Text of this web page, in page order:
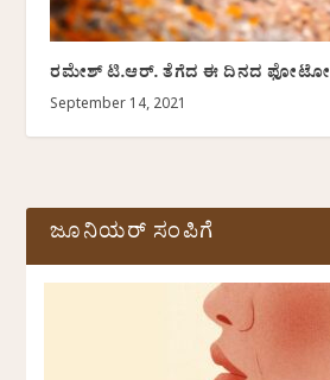
ರಮೇಶ್‌ ಟಿ.ಆರ್. ತೆಗೆದ ಈ ದಿನದ ಫೋಟೋ
September 14, 2021
ಜೂನಿಯರ್ ಸಂಪಿಗೆ